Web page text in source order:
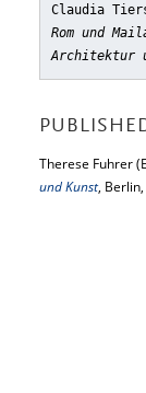
Claudia
Rom und
Architektur
Therese Fuhrer
und Kunst,